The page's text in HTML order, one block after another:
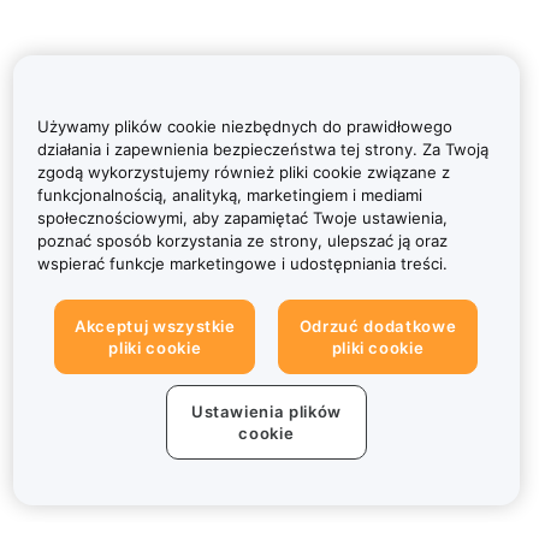
Używamy plików cookie niezbędnych do prawidłowego
działania i zapewnienia bezpieczeństwa tej strony. Za Twoją
zgodą wykorzystujemy również pliki cookie związane z
funkcjonalnością, analityką, marketingiem i mediami
społecznościowymi, aby zapamiętać Twoje ustawienia,
poznać sposób korzystania ze strony, ulepszać ją oraz
wspierać funkcje marketingowe i udostępniania treści.
Akceptuj wszystkie
pliki cookie
Odrzuć dodatkowe
pliki cookie
Ustawienia plików
cookie